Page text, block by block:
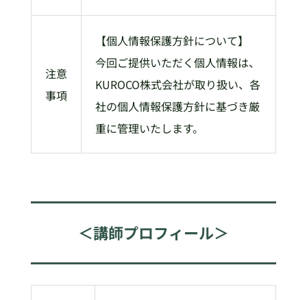
注意
事項
【個人情報保護方針について】
今回ご提供いただく個人情報は、
KUROCO株式会社が取り扱い、各
社の個人情報保護方針に基づき厳
重に管理いたします。
＜講師プロフィール＞